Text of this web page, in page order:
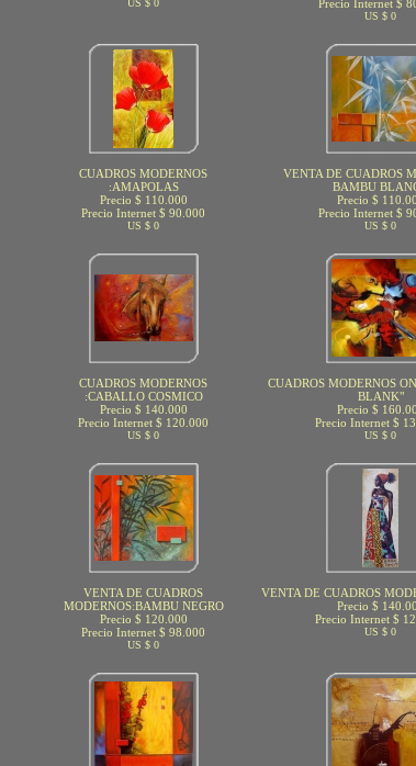
US $ 0
Precio Internet $
US $ 0
CUADROS MODERNOS
:AMAPOLAS
Precio $ 110.000
Precio Internet $ 90.000
US $ 0
VENTA DE CUADROS
BAMBU
Precio $
Precio Internet $
US $ 0
CUADROS MODERNOS
:CABALLO COSMICO
Precio $ 140.000
Precio Internet $ 120.000
US $ 0
CUADROS MODERNOS
BLANK"
Precio $
Precio Internet $
US $ 0
VENTA DE CUADROS
MODERNOS:BAMBU NEGRO
Precio $ 120.000
Precio Internet $ 98.000
US $ 0
VENTA DE CUADROS
Precio $
Precio Internet $
US $ 0